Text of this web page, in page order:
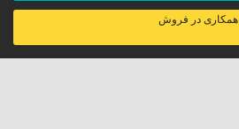
همکاری در فروش